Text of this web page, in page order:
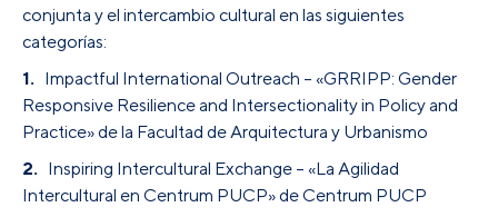
conjunta y el intercambio cultural en las siguientes
categorías:
Impactful International Outreach – «GRRIPP: Gender
Responsive Resilience and Intersectionality in Policy and
Practice» de la Facultad de Arquitectura y Urbanismo
Inspiring Intercultural Exchange – «La Agilidad
Intercultural en Centrum PUCP» de Centrum PUCP